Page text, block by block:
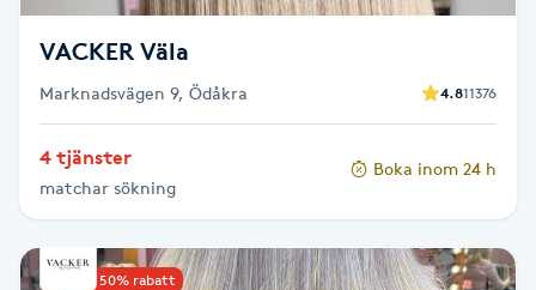
Föning
Gel naglar
Gelenaglar
Gellack
VACKER Väla
Marknadsvägen 9, Ödåkra 4.811376
4 tjänster
matchar sökning
Boka inom 24 h
Upp till 50% rabatt